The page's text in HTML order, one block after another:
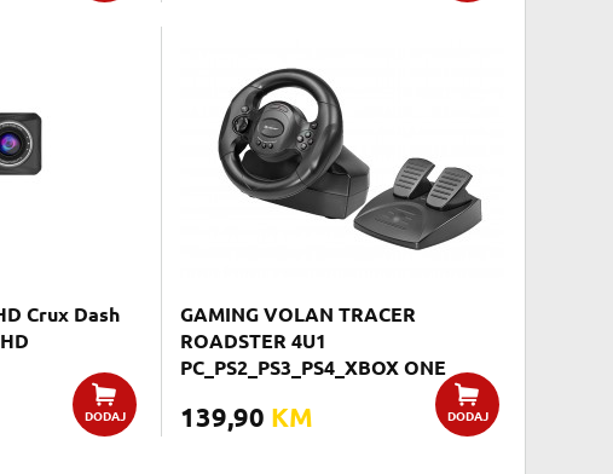
Crux Dash
DODAJ
GAMING VOLAN TRACER
ROADSTER 4U1
PC_PS2_PS3_PS4_XBOX ONE
139,90 KM DODAJ